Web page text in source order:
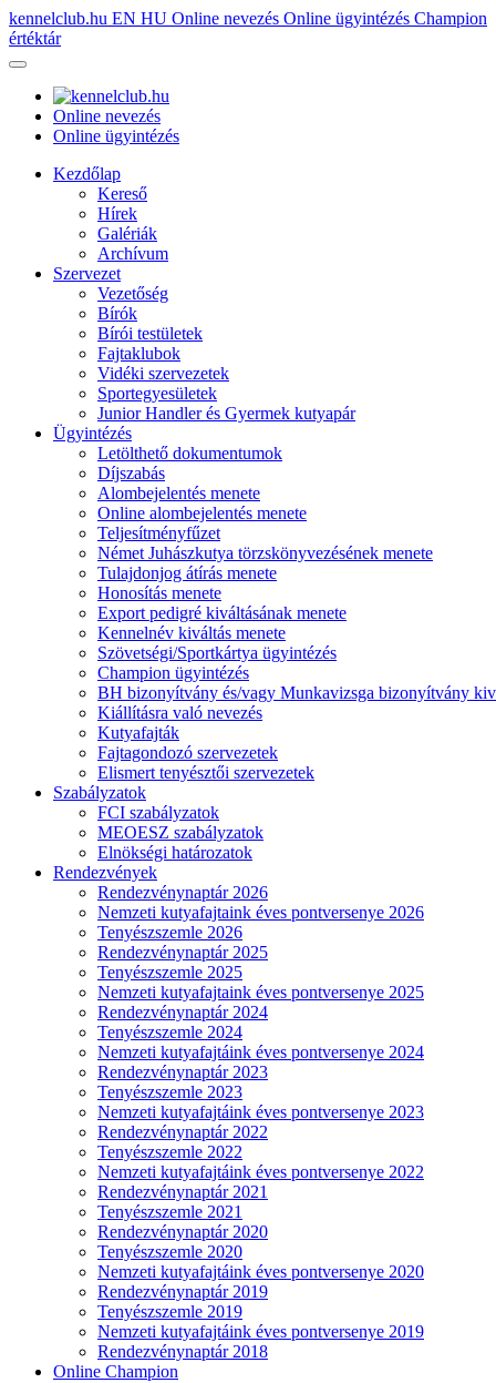
kennelclub.hu EN HU Online nevezés Online ügyintézés Champion
értéktár
Online nevezés
Online ügyintézés
Kezdőlap
Kereső
Hírek
Galériák
Archívum
Szervezet
Vezetőség
Bírók
Bírói testületek
Fajtaklubok
Vidéki szervezetek
Sportegyesületek
Junior Handler és Gyermek kutyapár
Ügyintézés
Letölthető dokumentumok
Díjszabás
Alombejelentés menete
Online alombejelentés menete
Teljesítményfűzet
Német Juhászkutya törzskönyvezésének menete
Tulajdonjog átírás menete
Honosítás menete
Export pedigré kiváltásának menete
Kennelnév kiváltás menete
Szövetségi/Sportkártya ügyintézés
Champion ügyintézés
BH bizonyítvány és/vagy Munkavizsga bizonyítvány
Kiállításra való nevezés
Kutyafajták
Fajtagondozó szervezetek
Elismert tenyésztői szervezetek
Szabályzatok
FCI szabályzatok
MEOESZ szabályzatok
Elnökségi határozatok
Rendezvények
Rendezvénynaptár 2026
Nemzeti kutyafajtaink éves pontversenye 2026
Tenyészszemle 2026
Rendezvénynaptár 2025
Tenyészszemle 2025
Nemzeti kutyafajtaink éves pontversenye 2025
Rendezvénynaptár 2024
Tenyészszemle 2024
Nemzeti kutyafajtáink éves pontversenye 2024
Rendezvénynaptár 2023
Tenyészszemle 2023
Nemzeti kutyafajtáink éves pontversenye 2023
Rendezvénynaptár 2022
Tenyészszemle 2022
Nemzeti kutyafajtáink éves pontversenye 2022
Rendezvénynaptár 2021
Tenyészszemle 2021
Rendezvénynaptár 2020
Tenyészszemle 2020
Nemzeti kutyafajtáink éves pontversenye 2020
Rendezvénynaptár 2019
Tenyészszemle 2019
Nemzeti kutyafajtáink éves pontversenye 2019
Rendezvénynaptár 2018
Online Champion